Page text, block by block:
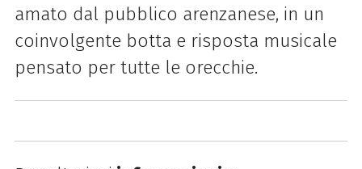
amato dal pubblico arenzanese, in un
coinvolgente botta e risposta musicale
pensato per tutte le orecchie.